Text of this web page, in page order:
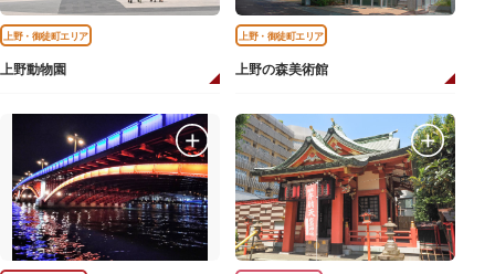
上野・御徒町エリア
上野動物園
上野・御徒町エリア
上野の森美術館